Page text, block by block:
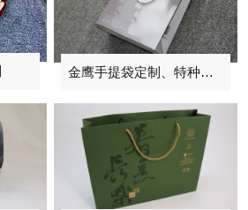
金鹰手提袋定制、特种纸手提袋印刷